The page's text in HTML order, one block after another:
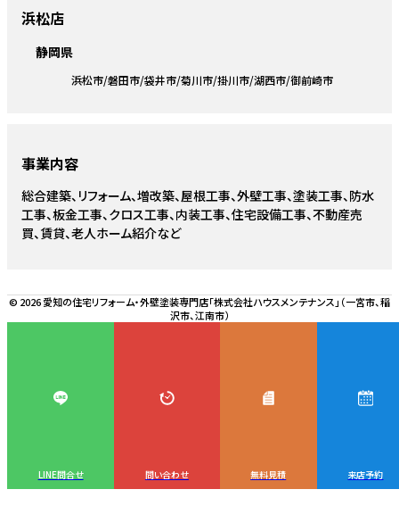
浜松店
静岡県
浜松市 磐田市 袋井市 菊川市 掛川市 湖西市 御前崎市
事業内容
総合建築、リフォーム、増改築、屋根工事、外壁工事、塗装工事、防水
工事、板金工事、クロス工事、内装工事、住宅設備工事、不動産売
買、賃貸、老人ホーム紹介など
© 2026 愛知の住宅リフォーム・外壁塗装専門店「株式会社ハウスメンテナンス」（一宮市、稲
沢市、江南市）
LINE問合せ 問い合わせ 無料見積 来店予約